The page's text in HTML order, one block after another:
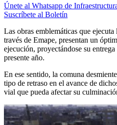
Únete al Whatsapp de
Suscríbete al Boletín
Las obras emblemáticas que
través de Emape, presentan un
ejecución, proyectándose su
presente año.
En ese sentido, la comuna
tipo de retraso en el avance de
vial que pueda afectar su